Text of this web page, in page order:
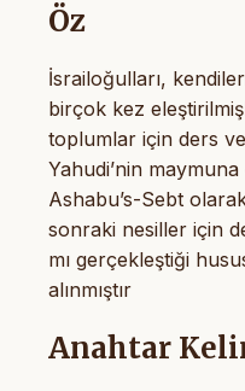
Öz
İsrailoğulları,
birçok kez
toplumlar için ders
Yahudi’nin
Ashabu’s-Sebt
sonraki nesiller için
mı gerçekleştiği
alınmıştır
Anahtar